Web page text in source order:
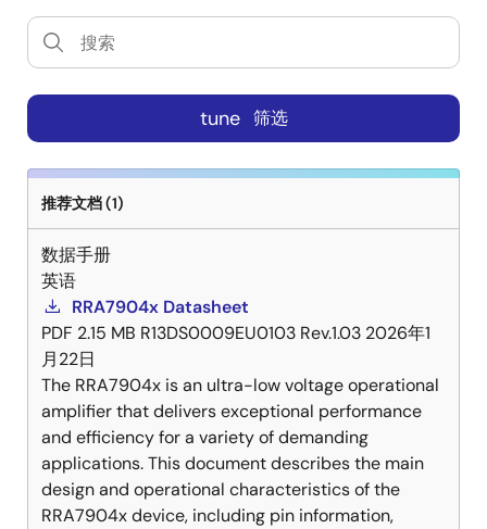
tune 筛选
推荐文档 (1)
数据手册
英语
RRA7904x Datasheet
PDF 2.15 MB R13DS0009EU0103 Rev.1.03 2026年1
月22日
The RRA7904x is an ultra-low voltage operational
amplifier that delivers exceptional performance
and efficiency for a variety of demanding
applications. This document describes the main
design and operational characteristics of the
RRA7904x device, including pin information,